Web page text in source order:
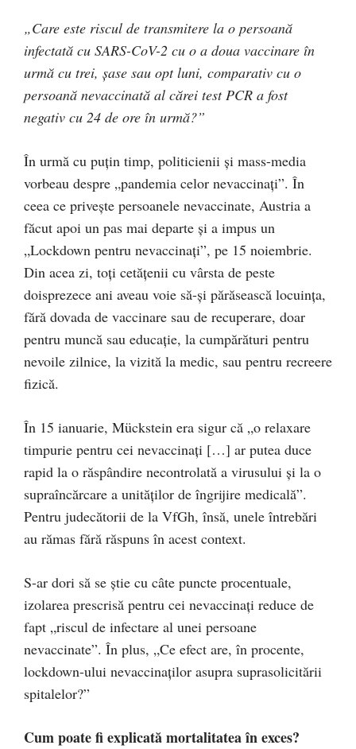
„Care este riscul de transmitere la o persoană
infectată cu SARS-CoV-2 cu o a doua vaccinare în
urmă cu trei, șase sau opt luni, comparativ cu o
persoană nevaccinată al cărei test PCR a fost
negativ cu 24 de ore în urmă?”
În urmă cu puțin timp, politicienii și mass-media
vorbeau despre „pandemia celor nevaccinați”. În
ceea ce privește persoanele nevaccinate, Austria a
făcut apoi un pas mai departe și a impus un
„Lockdown pentru nevaccinați”, pe 15 noiembrie.
Din acea zi, toți cetățenii cu vârsta de peste
doisprezece ani aveau voie să-și părăsească locuința,
fără dovada de vaccinare sau de recuperare, doar
pentru muncă sau educație, la cumpărături pentru
nevoile zilnice, la vizită la medic, sau pentru recreere
fizică.
În 15 ianuarie, Mückstein era sigur că „o relaxare
timpurie pentru cei nevaccinați […] ar putea duce
rapid la o răspândire necontrolată a virusului și la o
supraîncărcare a unităților de îngrijire medicală”.
Pentru judecătorii de la VfGh, însă, unele întrebări
au rămas fără răspuns în acest context.
S-ar dori să se știe cu câte puncte procentuale,
izolarea prescrisă pentru cei nevaccinați reduce de
fapt „riscul de infectare al unei persoane
nevaccinate”. În plus, „Ce efect are, în procente,
lockdown-ului nevaccinaților asupra suprasolicitării
spitalelor?”
Cum poate fi explicată mortalitatea în exces?